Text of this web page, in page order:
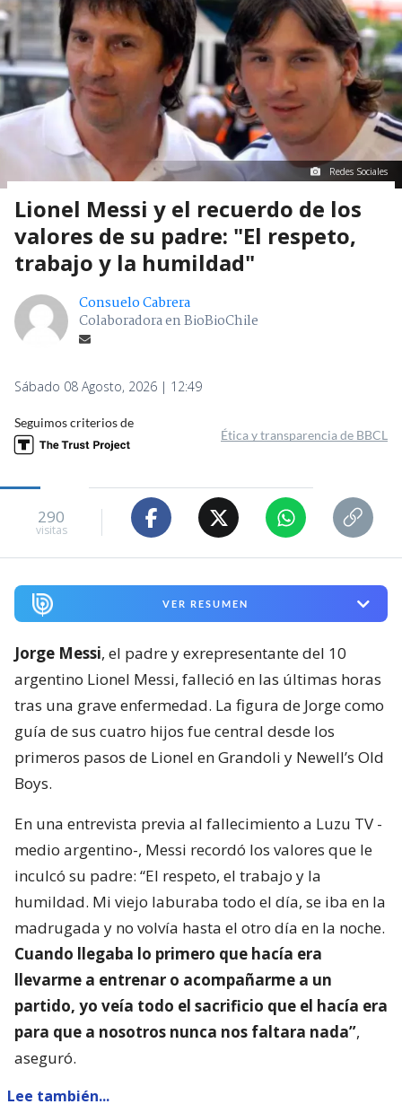
Redes Sociales
Lionel Messi y el recuerdo de los
valores de su padre: "El respeto,
trabajo y la humildad"
Consuelo Cabrera
Colaboradora en BioBioChile
Sábado 08 Agosto, 2026 | 12:49
Seguimos criterios de
Ética y transparencia de BBCL
290
visitas
VER RESUMEN
Jorge Messi, el padre y exrepresentante del 10
argentino Lionel Messi, falleció en las últimas horas
tras una grave enfermedad. La figura de Jorge como
guía de sus cuatro hijos fue central desde los
primeros pasos de Lionel en Grandoli y Newell’s Old
Boys.
En una entrevista previa al fallecimiento a Luzu TV -
medio argentino-, Messi recordó los valores que le
inculcó su padre: “El respeto, el trabajo y la
humildad. Mi viejo laburaba todo el día, se iba en la
madrugada y no volvía hasta el otro día en la noche.
Cuando llegaba lo primero que hacía era
llevarme a entrenar o acompañarme a un
partido, yo veía todo el sacrificio que el hacía era
para que a nosotros nunca nos faltara nada”,
aseguró.
Lee también...